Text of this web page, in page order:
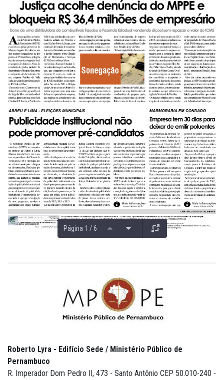
Página 1 / 6
Roberto Lyra - Edifício Sede / Ministério Público de
Pernambuco
R. Imperador Dom Pedro II, 473 - Santo Antônio CEP 50.010-240 -